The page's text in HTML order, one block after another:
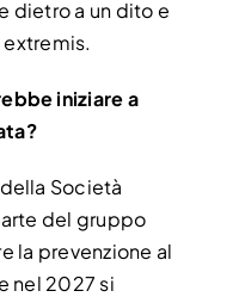
dietro a un dito e
extremis.
iniziare a
Società
del gruppo
la prevenzione al
nel 2027 si